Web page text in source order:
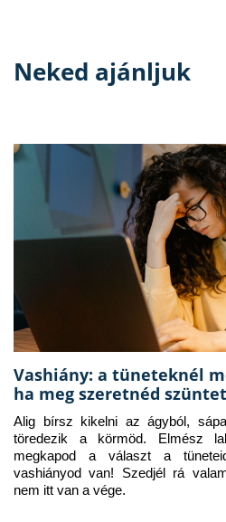
Neked ajánljuk
Vashiány: a tüneteknél
ha meg szeretnéd
Alig bírsz kikelni az ágyból,
töredezik a körmöd. Elmész
megkapod a választ a
vashiányod van! Szedjél rá
nem itt van a vége.